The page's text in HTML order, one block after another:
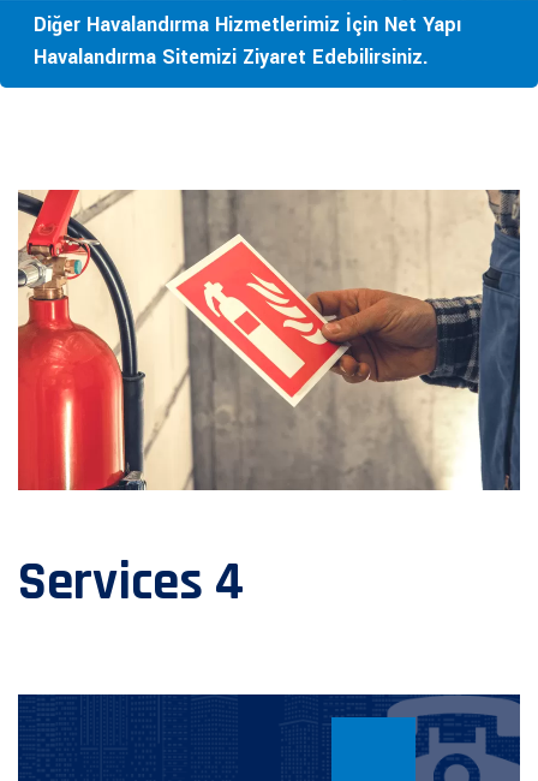
Diğer Havalandırma Hizmetlerimiz İçin Net Yapı
Havalandırma Sitemizi Ziyaret Edebilirsiniz.
Services 4